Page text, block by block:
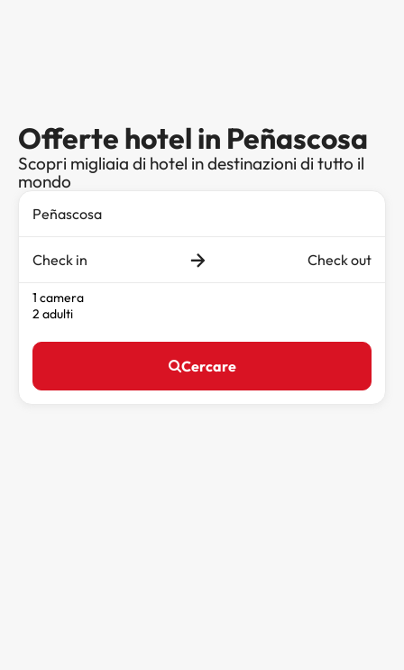
Offerte hotel in Peñascosa
Scopri migliaia di hotel in destinazioni di tutto il
mondo
Check in Check out
1 camera
2 adulti
Cercare